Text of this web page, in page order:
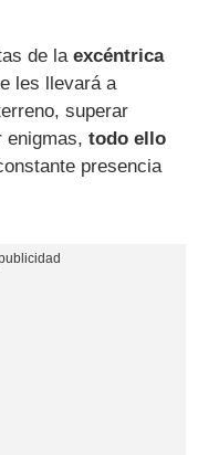
de laexcéntrica
les llevará a
superar
enigmas,todo ello
presencia